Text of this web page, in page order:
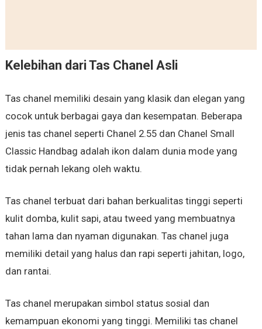
Kelebihan dari Tas Chanel Asli
Tas chanel memiliki desain yang klasik dan elegan yang
cocok untuk berbagai gaya dan kesempatan. Beberapa
jenis tas chanel seperti Chanel 2.55 dan Chanel Small
Classic Handbag adalah ikon dalam dunia mode yang
tidak pernah lekang oleh waktu.
Tas chanel terbuat dari bahan berkualitas tinggi seperti
kulit domba, kulit sapi, atau tweed yang membuatnya
tahan lama dan nyaman digunakan. Tas chanel juga
memiliki detail yang halus dan rapi seperti jahitan, logo,
dan rantai.
Tas chanel merupakan simbol status sosial dan
kemampuan ekonomi yang tinggi. Memiliki tas chanel